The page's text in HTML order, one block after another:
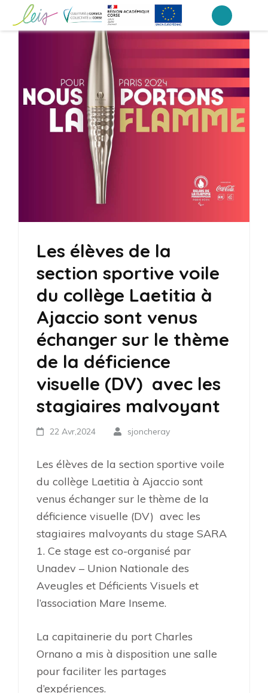
Collège Laetitia Bonaparte – Ajaccio
Les élèves de la
section sportive voile
du collège Laetitia à
Ajaccio sont venus
échanger sur le thème
de la déficience
visuelle (DV) avec les
stagiaires malvoyant
22 Avr,2024 sjoncheray
Les élèves de la section sportive voile
du collège Laetitia à Ajaccio sont
venus échanger sur le thème de la
déficience visuelle (DV) avec les
stagiaires malvoyants du stage SARA
1. Ce stage est co-organisé par
Unadev – Union Nationale des
Aveugles et Déficients Visuels et
l’association Mare Inseme.
La capitainerie du port Charles
Ornano a mis à disposition une salle
pour faciliter les partages
d’expériences.